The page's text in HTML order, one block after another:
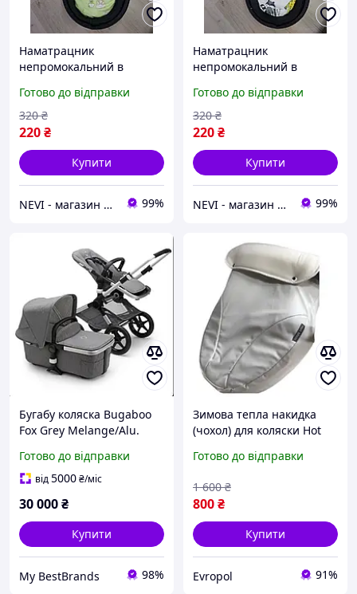
Наматрацник
непромокальний в
новонароджених
Готово до відправки
220₴
320 ₴
Купити
NEVI - магазин дитячих товарів 99%
Наматрацник
непромокальний в
новонароджених
Готово до відправки
220₴
320 ₴
Купити
NEVI - магазин дитячих товарів 99%
Бугабу коляска Bugaboo
Fox Grey Melange/Alu.
Готово до відправки
від5000₴/міс
30 000₴
Купити
My BestBrands 98%
Зимова тепла накидка
(чохол) для коляски Hot
Готово до відправки
800₴
1 600 ₴
Купити
Evropol 91%